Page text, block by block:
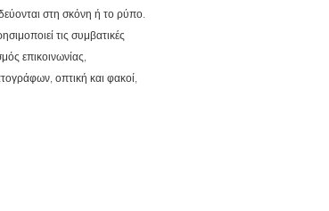
στη σκόνη ή το ρύπο.
τις συμβατικές
επικοινωνίας,
οπτική και φακοί,